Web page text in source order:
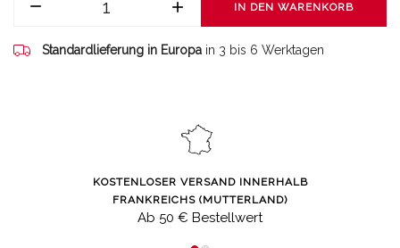
IN DEN WARENKORB
Standardlieferung in Europa in 3 bis 6 Werktagen
KOSTENLOSER VERSAND INNERHALB
FRANKREICHS (MUTTERLAND)
Ab 50 € Bestellwert